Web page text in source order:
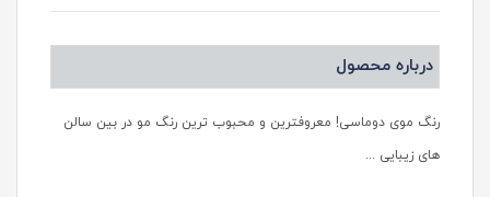
درباره محصول
رنگ موی دوماسی! معروفترین و محبوب ترین رنگ مو در بین سالن
های زیبایی ...